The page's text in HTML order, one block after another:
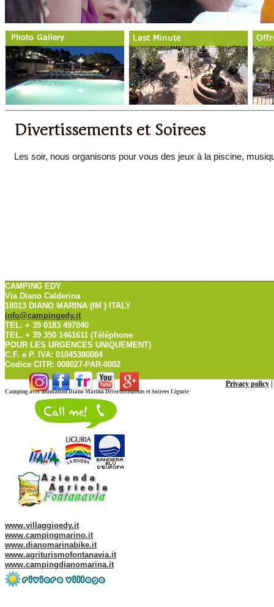
Divertissements et Soirees
Les soir, nous organisons pour vous des jeux à la piscine,
CAMPING EDY
Via Diano Calderina
18013 DIANO MARINA (IM ) ITALY
info@campingedy.it
TEL. + 39 0183 497040
TEL. + 39 350 1461611 (Téléphone
POUR LES URGENCES UNIQUEMENT)
C.F. e P. IVA: 01045380084
Codice CITR: 008027-PAR-0002
www.villaggioedy.it
www.campingmarino.it
www.dianomarinabike.it
www.agriturismofontanavia.it
www.campingdianomarina.it
Privacy policy|
Camping avec animation Diano Marina Divertissements et Soirees Ligurie